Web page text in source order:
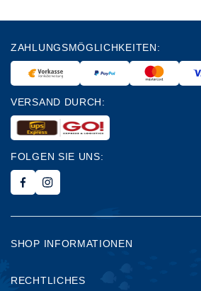
ZAHLUNGSMÖGLICHKEITEN:
VERSAND DURCH:
FOLGEN SIE UNS:
SHOP INFORMATIONEN
RECHTLICHES